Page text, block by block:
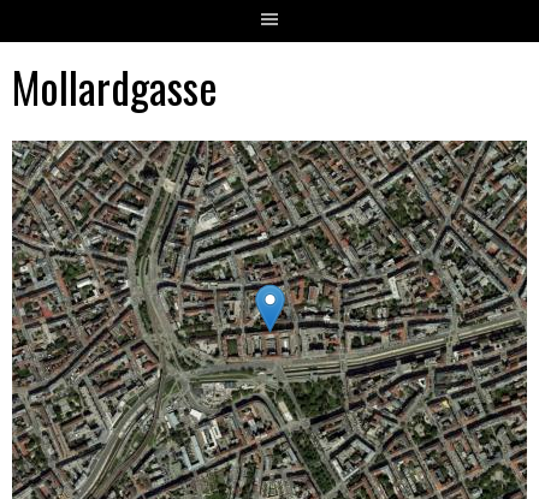
Mollardgasse